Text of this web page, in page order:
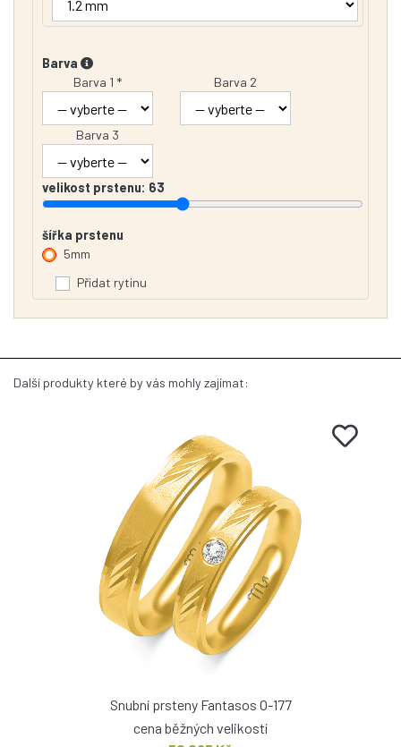
Barva
Barva 1 *
Barva 2
Barva 3
velikost prstenu: 63
šířka prstenu
5mm
Přidat rytinu
Další produkty které by vás mohly zajímat:
Snubní prsteny Fantasos O-177
cena běžných velikostí